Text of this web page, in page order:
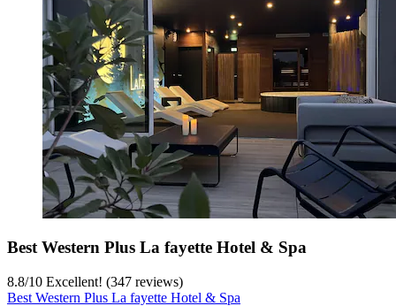
Best Western Plus La fayette Hotel & Spa
8.8/10 Excellent! (347 reviews)
Best Western Plus La fayette Hotel & Spa